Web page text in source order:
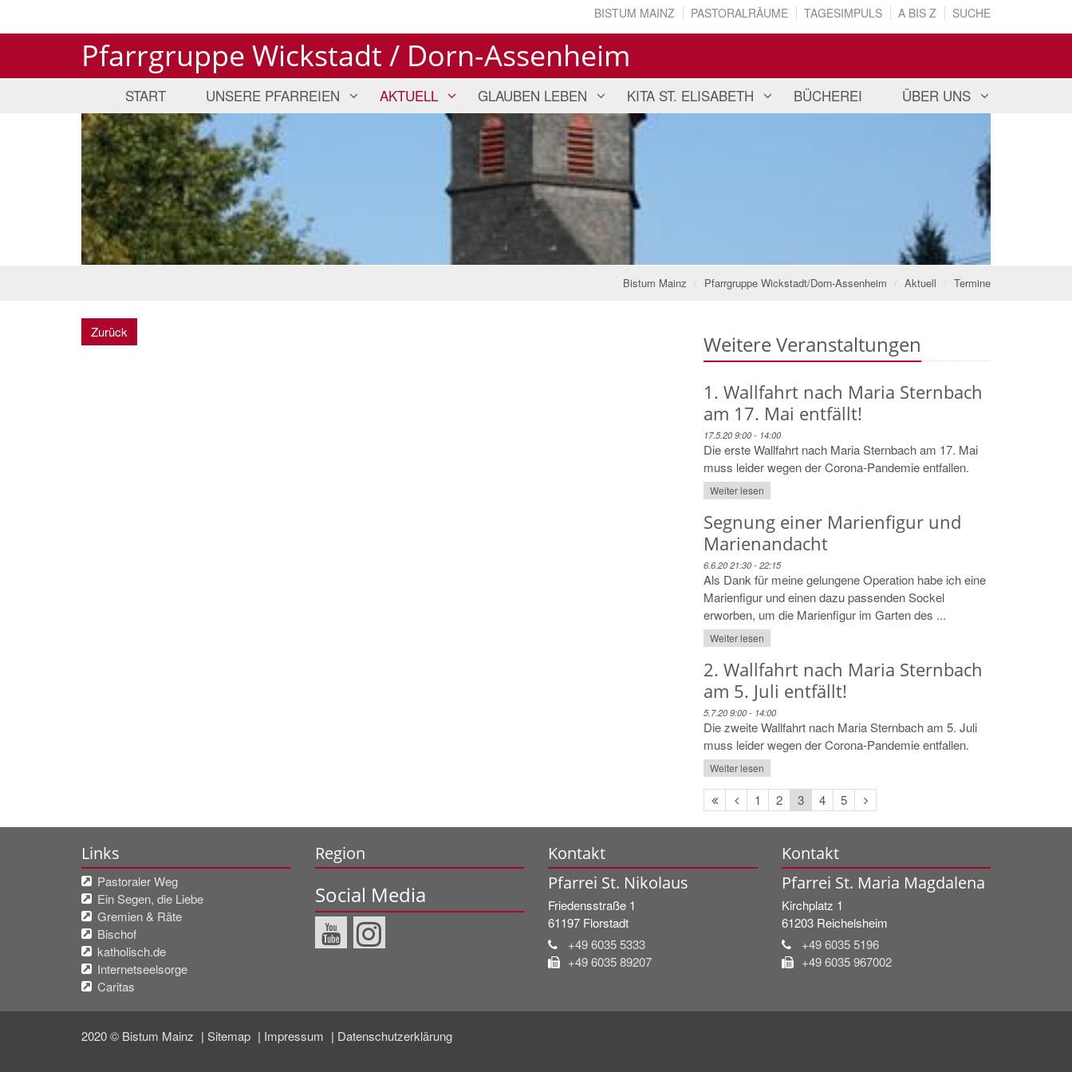
BISTUM MAINZ PASTORALRÄUME TAGESIMPULS A BIS Z SUCHE
Pfarrgruppe Wickstadt / Dorn-Assenheim
START UNSERE PFARREIEN AKTUELL GLAUBEN LEBEN KITA ST. ELISABETH BÜCHEREI ÜBER UNS
Bistum Mainz Pfarrgruppe Wickstadt/Dorn-Assenheim Aktuell Termine
Zurück Weitere Veranstaltungen
1. Wallfahrt nach Maria Sternbach
am 17. Mai entfällt!
17.5.20 9:00 - 14:00
Die erste Wallfahrt nach Maria Sternbach am 17. Mai
muss leider wegen der Corona-Pandemie entfallen.
Weiter lesen
Segnung einer Marienfigur und
Marienandacht
6.6.20 21:30 - 22:15
Als Dank für meine gelungene Operation habe ich eine
Marienfigur und einen dazu passenden Sockel
erworben, um die Marienfigur im Garten des ...
Weiter lesen
2. Wallfahrt nach Maria Sternbach
am 5. Juli entfällt!
5.7.20 9:00 - 14:00
Die zweite Wallfahrt nach Maria Sternbach am 5. Juli
muss leider wegen der Corona-Pandemie entfallen.
Weiter lesen
Erste
Seite
Vorherige
Seite
1 2 3 4 5
Nächste
Seite
Links
Pastoraler Weg
Ein Segen, die Liebe
Gremien & Räte
Bischof
katholisch.de
Internetseelsorge
Caritas
Region
Social Media
Kontakt
Pfarrei St. Nikolaus
Friedensstraße 1
61197 Florstadt
+49 6035 5333
+49 6035 89207
Kontakt
Pfarrei St. Maria Magdalena
Kirchplatz 1
61203 Reichelsheim
+49 6035 5196
+49 6035 967002
2020 © Bistum Mainz Sitemap Impressum Datenschutzerklärung